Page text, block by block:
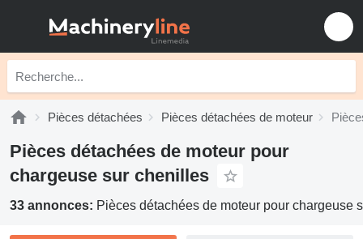
Pièces détachées Pièces détachées de moteur
Pièces détachées de moteur pour
chargeuse sur chenilles
33 annonces: Pièces détachées de moteur pour chargeuse